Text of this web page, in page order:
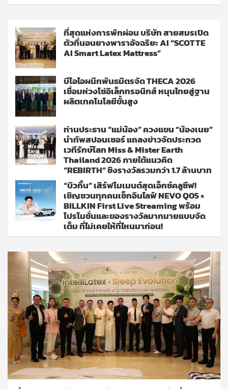
ที่สุดแห่งการพักผ่อน บริษัท สายสมรเปิด
ตัวที่นอนยางพาราอัจฉริยะ AI “SCOTTE
AI Smart Latex Mattress”
บีโอไอผนึกพันธมิตรจัด THECA 2026
เชื่อมห่วงโซ่อิเล็กทรอนิกส์ หนุนไทยสู่ฐาน
ผลิตเทคโนโลยีขั้นสูง
ท่านประธาน “แม่น้อง” ควงแขน “น้องเนย”
นำทัพสปอนเซอร์ แถลงข่าวจัดประกวด
เวทีรักษ์โลก Miss & Mister Earth
Thailand 2026 ภายใต้แนวคิด
“REBIRTH” ชิงรางวัลรวมกว่า 1.7 ล้านบาท
“บิวกิ้น” เสิร์ฟโมเมนต์สุดเอ็กซ์คลูซีฟ!
เชิญชวนทุกคนเช็กอินไลฟ์ NEVO Q05 ×
BILLKIN First Live Streaming พร้อม
โปรโมชั่นและของรางวัลมากมายแบบจัด
เต็ม ที่ไม่เคยให้ที่ไหนมาก่อน!